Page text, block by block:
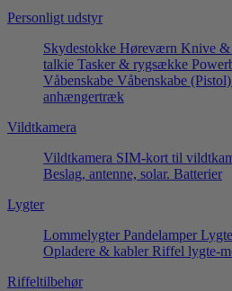
Personligt udstyr
Skydestokke Høreværn Knive &
talkie Tasker & rygsække
Våbenskabe Våbenskabe (Pistol)
anhængertræk
Vildtkamera
Vildtkamera SIM-kort til
Beslag, antenne, solar. Batterier
Lygter
Lommelygter Pandelamper
Opladere & kabler Riffel lygte-
Riffeltilbehør